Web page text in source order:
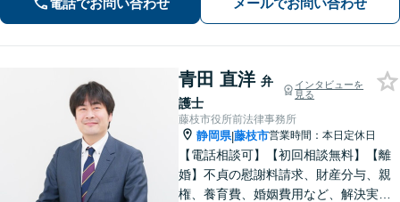
青田 直洋 弁
護士
インタビューを
見る
藤枝市役所前法律事務所
静岡県|藤枝市営業時間：本日定休日
【電話相談可】【初回相談無料】【離
婚】不貞の慰謝料請求、財産分与、親
権、養育費、婚姻費用など、解決実績